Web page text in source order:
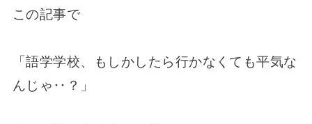
この記事で
「語学学校、もしかしたら行かなくても平気な
んじゃ‥？」